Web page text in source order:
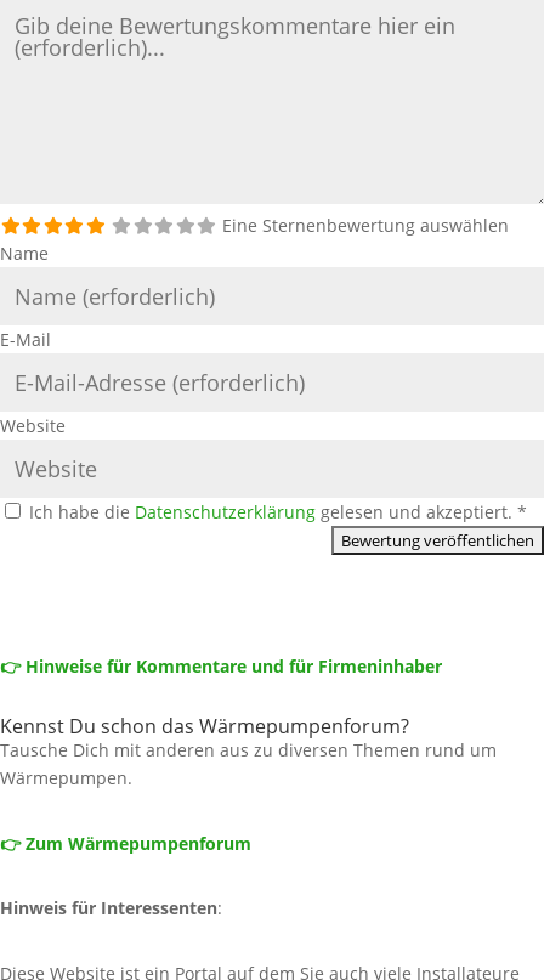
Eine Sternenbewertung auswählen
Name
E-Mail
Website
Ich habe die Datenschutzerklärung gelesen und akzeptiert. *
👉 Hinweise für Kommentare und für Firmeninhaber
Kennst Du schon das Wärmepumpenforum?
Tausche Dich mit anderen aus zu diversen Themen rund um
Wärmepumpen.
👉 Zum Wärmepumpenforum
Hinweis für Interessenten:
Diese Website ist ein Portal auf dem Sie auch viele Installateure